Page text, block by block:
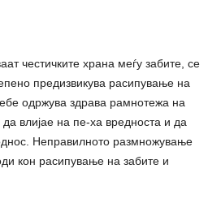
честичките храна меѓу забите, се
предизвикува расипување на
одржува здрава рамнотежа на
влијае на пе-ха вредноста и да
Неправилното размножување
кон расипување на забите и